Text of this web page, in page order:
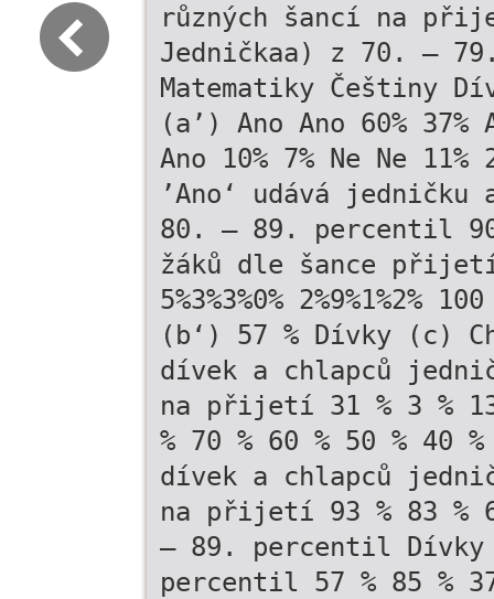
různých šancí na
Jedničkaa) z 70. –
Matematiky Češtiny
(a’) Ano Ano 60% 37%
Ano 10% 7% Ne Ne
’Ano‘ udává jedničku
80. – 89. percentil
žáků dle šance
5%3%3%0%
(b‘) 57 % Dívky (c)
dívek a chlapců
na přijetí 31 % 3 % 13
% 70 % 60 % 50 % 40
dívek a chlapců
na přijetí 93 % 83 %
– 89. percentil Dívky
percentil 57 % 85 %